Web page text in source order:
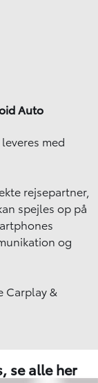
Auto
med
rejsepartner,
spejles op på
og
Carplay &
se alle her